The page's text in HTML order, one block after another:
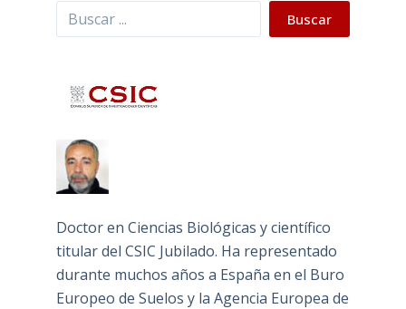
Buscar Buscar
Doctor en Ciencias Biológicas y científico
titular del CSIC Jubilado. Ha representado
durante muchos años a España en el Buro
Europeo de Suelos y la Agencia Europea de